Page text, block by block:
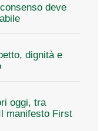
deve
dignità e
oggi, tra
manifesto First